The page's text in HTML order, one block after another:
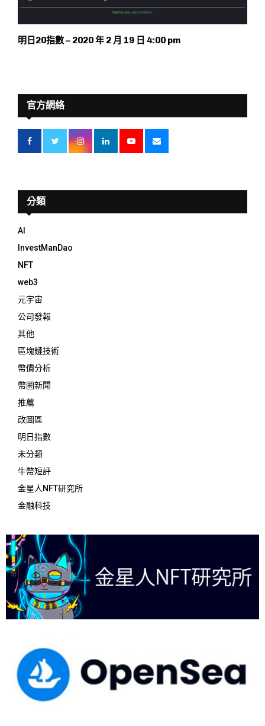
明日20指數 – 2020 年 2 月 19 日 4:00 pm
官方網絡
分類
AI
InvestManDao
NFT
web3
元宇宙
公司發報
其他
區塊鏈技術
幣價分析
幣圈新聞
推薦
改圖區
明日指數
未分類
牛幣短評
金星人NFT研究所
金融科技